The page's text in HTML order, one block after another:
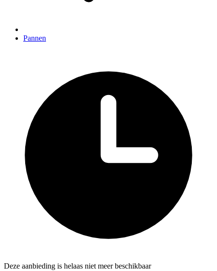
Pannen
Deze aanbieding is helaas niet meer beschikbaar